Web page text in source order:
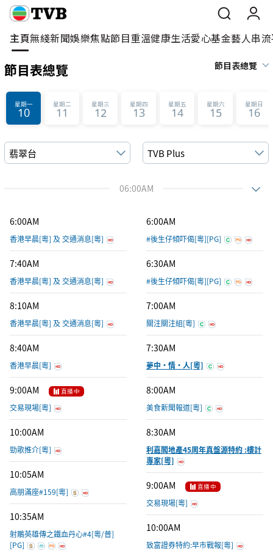
主頁
無綫新聞
娛樂焦點
節目重溫
藝人
主頁無綫新聞娛樂焦點節目重溫健康生活愛心基金藝人串
主頁>節目表總覽
節目表總覽 節目表總覽
星期一
10
星期二
11
星期三
12
星期四
13
星期五
14
星期六
15
星期日
16
翡翠台 TVB Plus
06:00AM
6:00AM
香港早晨[粵] 及 交通消息[粵]
7:40AM
香港早晨[粵] 及 交通消息[粵]
8:10AM
香港早晨[粵] 及 交通消息[粵]
8:40AM
香港早晨[粵]
9:00AM 直播中
交易現場[粵]
10:00AM
勁歌推介[粵]
10:05AM
高朋滿座#159[粵]
10:35AM
射鵰英雄傳之鐵血丹心#4[粵/普]
[PG]
6:00AM
#後生仔傾吓偈[粵][PG]
6:30AM
#後生仔傾吓偈[粵][PG]
7:00AM
關注關注組[粵]
7:30AM
夢中·情·人[粵]
8:00AM
美食新聞報道[粵]
8:30AM
利嘉閣地產45周年真盤源特約 :樓計
專家[粵]
9:00AM 直播中
交易現場[粵]
10:00AM
致富證券特約:早市戰報[粵]